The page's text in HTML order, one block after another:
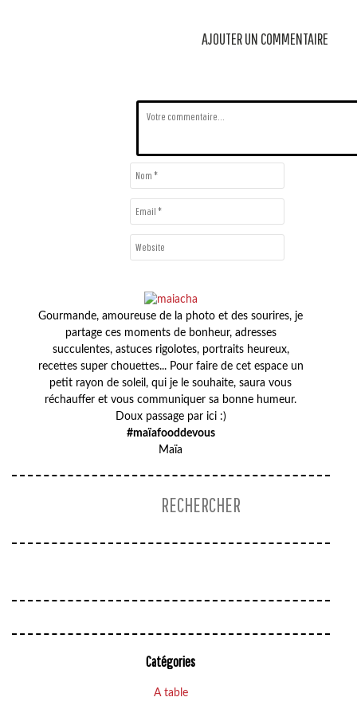
AJOUTER UN COMMENTAIRE
Gourmande, amoureuse de la photo et des sourires, je
partage ces moments de bonheur, adresses
succulentes, astuces rigolotes, portraits heureux,
recettes super chouettes... Pour faire de cet espace un
petit rayon de soleil, qui je le souhaite, saura vous
réchauffer et vous communiquer sa bonne humeur.
Doux passage par ici :)
#maïafooddevous
Maïa
Catégories
A table